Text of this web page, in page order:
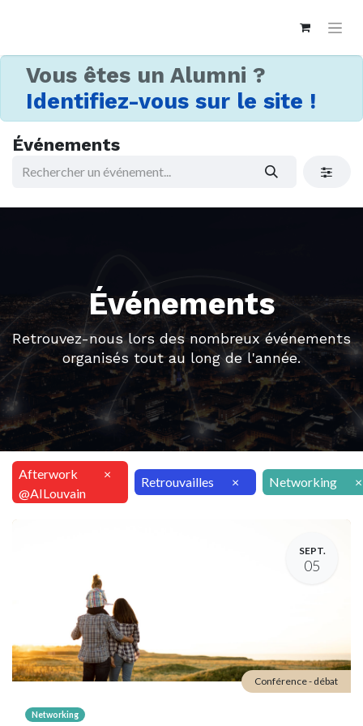
Vous êtes un Alumni ?
Identifiez-vous sur le site !
Événements
Événements
Retrouvez-nous lors des nombreux événements
organisés tout au long de l'année.
Afterwork
@AILouvain
×
Retrouvailles × Networking ×
SEPT.
05
Networking
Conférence - débat